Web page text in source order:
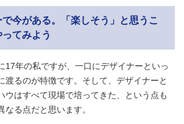
で今がある。「楽しそう」と思うこ
てみよう
17年の私ですが、一口にデザイナーといっ
渡るのが特徴です。そして、デザイナーと
ウはすべて現場で培ってきた、という点も
る点だと思います。